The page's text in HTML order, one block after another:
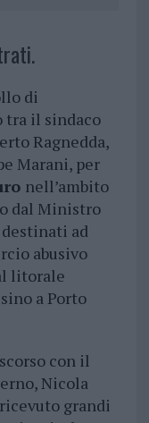
di
tra il sindaco
Ragnedda,
Marani, per
nell’ambito
dal Ministro
ad
abusivo
litorale
a Porto
con il
Nicola
grandi